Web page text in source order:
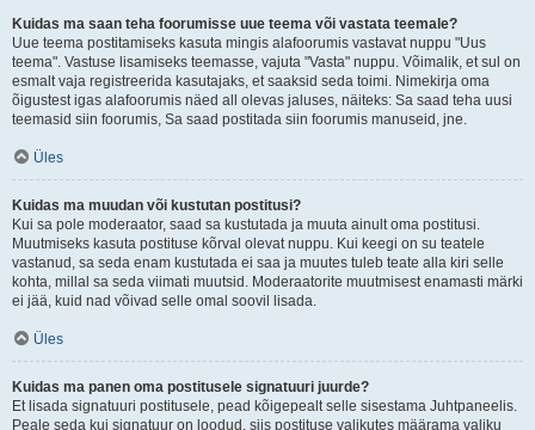
Kuidas ma saan teha foorumisse uue teema või vastata teemale?
Uue teema postitamiseks kasuta mingis alafoorumis vastavat nuppu "Uus
teema". Vastuse lisamiseks teemasse, vajuta "Vasta" nuppu. Võimalik, et sul on
esmalt vaja registreerida kasutajaks, et saaksid seda toimi. Nimekirja oma
õigustest igas alafoorumis näed all olevas jaluses, näiteks: Sa saad teha uusi
teemasid siin foorumis, Sa saad postitada siin foorumis manuseid, jne.
Üles
Kuidas ma muudan või kustutan postitusi?
Kui sa pole moderaator, saad sa kustutada ja muuta ainult oma postitusi.
Muutmiseks kasuta postituse kõrval olevat nuppu. Kui keegi on su teatele
vastanud, sa seda enam kustutada ei saa ja muutes tuleb teate alla kiri selle
kohta, millal sa seda viimati muutsid. Moderaatorite muutmisest enamasti märki
ei jää, kuid nad võivad selle omal soovil lisada.
Üles
Kuidas ma panen oma postitusele signatuuri juurde?
Et lisada signatuuri postitusele, pead kõigepealt selle sisestama Juhtpaneelis.
Peale seda kui signatuur on loodud, siis postituse valikutes määrama valiku